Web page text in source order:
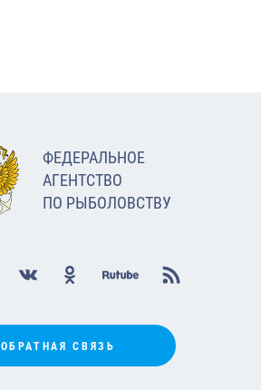
ФЕДЕРАЛЬНОЕ
АГЕНТСТВО
ПО РЫБОЛОВСТВУ
ОБРАТНАЯ СВЯЗЬ